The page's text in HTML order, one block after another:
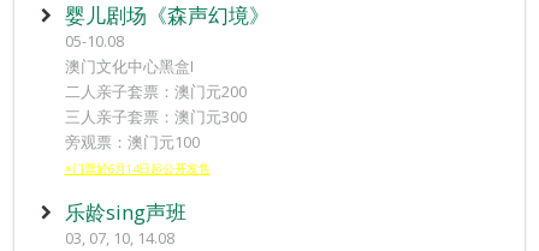
婴儿剧场《森声幻境》
05-10.08
澳门文化中心黑盒I
二人亲子套票：澳门元200
三人亲子套票：澳门元300
旁观票：澳门元100
※门票於6月14日起公开发售
乐龄sing声班
03, 07, 10, 14.08